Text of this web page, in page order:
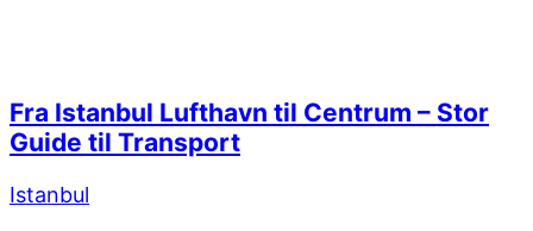
Fra Istanbul Lufthavn til Centrum – Stor
Guide til Transport
Istanbul